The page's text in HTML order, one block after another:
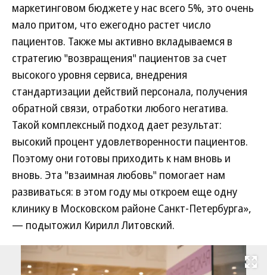
маркетинговом бюджете у нас всего 5%, это очень
мало притом, что ежегодно растет число
пациентов. Также мы активно вкладываемся в
стратегию "возвращения" пациентов за счет
высокого уровня сервиса, внедрения
стандартизации действий персонала, получения
обратной связи, отработки любого негатива.
Такой комплексный подход дает результат:
высокий процент удовлетворенности пациентов.
Поэтому они готовы приходить к нам вновь и
вновь. Эта "взаимная любовь" помогает нам
развиваться: в этом году мы откроем еще одну
клинику в Московском районе Санкт-Петербурга»,
— подытожил Кирилл Литовский.
Развернуть